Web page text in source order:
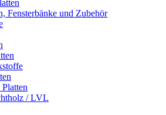
Fensterbänke und Zubehör
/ LVL